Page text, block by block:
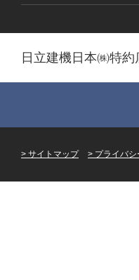
日立建機日本㈱特
サイトマップ プライバ